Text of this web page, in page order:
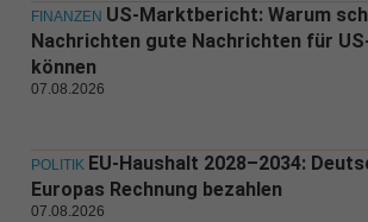
FINANZEN US-Marktbericht: Warum
Nachrichten gute Nachrichten für
können
07.08.2026
POLITIK EU-Haushalt 2028–2034:
Europas Rechnung bezahlen
07.08.2026